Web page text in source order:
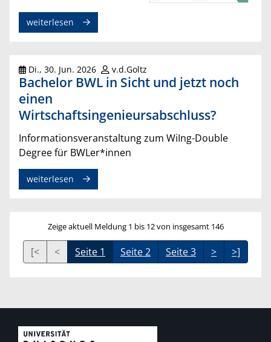
weiterlesen
Di., 30. Jun. 2026 v.d.Goltz
Bachelor BWL in Sicht und jetzt noch
einen
Wirtschaftsingenieursabschluss?
Informationsveranstaltung zum WiIng-Double
Degree für BWLer*innen
weiterlesen
Zeige aktuell Meldung 1 bis 12 von insgesamt 146
[< < Seite 1 Seite 2 Seite 3 > >]